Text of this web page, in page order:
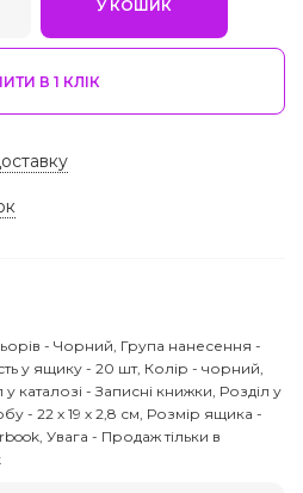
У КОШИК
В 1 КЛIК
- Чорний, Група нанесення -
у ящику - 20 шт, Колір - чорний,
каталозі - Записні книжки, Розділ у
- 22 х 19 х 2,8 см, Розмір ящика -
Увага - Продаж тільки в